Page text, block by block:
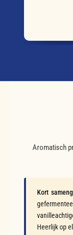
Aromatisch
Kort
Heerlijk op